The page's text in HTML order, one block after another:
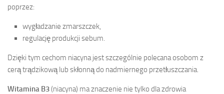
poprzez:
wygładzanie zmarszczek,
regulację produkcji sebum.
Dzięki tym cechom niacyna jest szczególnie polecana osobom z
cerą trądzikową lub skłonną do nadmiernego przetłuszczania.
Witamina B3(niacyna) ma znaczenie nie tylko dla zdrowia